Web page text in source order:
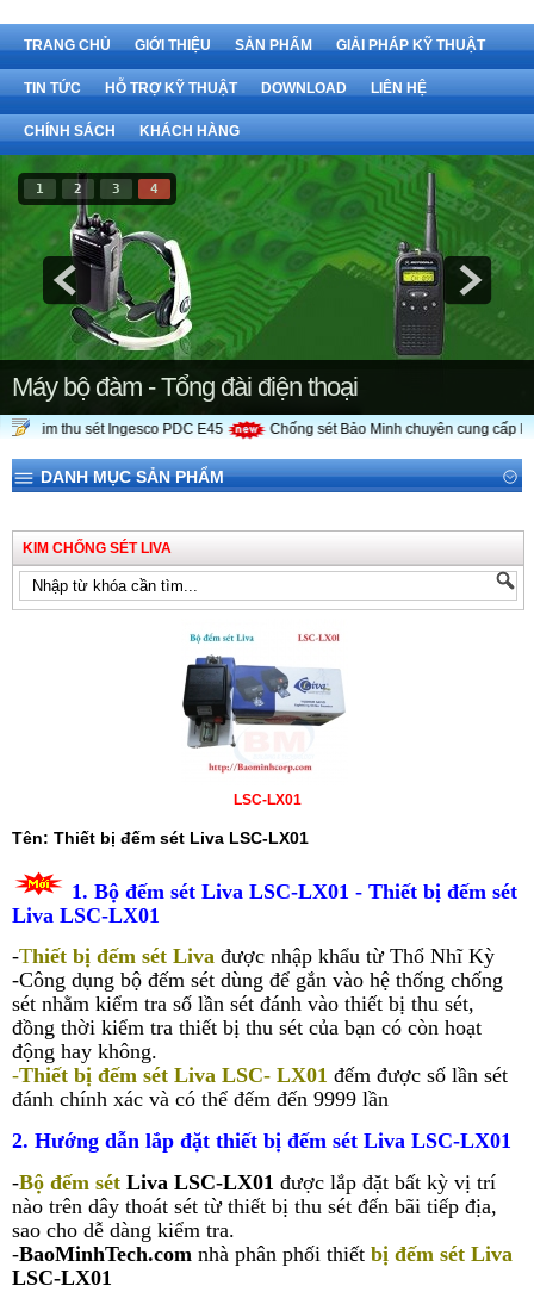
TRANG CHỦ GIỚI THIỆU SẢN PHẨM GIẢI PHÁP KỸ THUẬT
TIN TỨC HỖ TRỢ KỸ THUẬT DOWNLOAD LIÊN HỆ
CHÍNH SÁCH KHÁCH HÀNG
1 2 3 4
Máy bộ đàm - Tổng đài điện thoại
Kim thu sét Ingesco PDC E45 Chống sét Bảo Minh chuyên cung cấp
DANH MỤC SẢN PHẨM
KIM CHỐNG SÉT LIVA
LSC-LX01
Tên: Thiết bị đếm sét Liva LSC-LX01
1. Bộ đếm sét Liva LSC-LX01 - Thiết bị đếm sét
Liva LSC-LX01
-Thiết bị đếm sét Liva được nhập khẩu từ Thổ Nhĩ Kỳ
-Công dụng bộ đếm sét dùng để gắn vào hệ thống chống
sét nhằm kiểm tra số lần sét đánh vào thiết bị thu sét,
đồng thời kiểm tra thiết bị thu sét của bạn có còn hoạt
động hay không.
-Thiết bị đếm sét Liva LSC- LX01 đếm được số lần sét
đánh chính xác và có thể đếm đến 9999 lần
2. Hướng dẫn lắp đặt thiết bị đếm sét Liva LSC-LX01
-Bộ đếm sét Liva LSC-LX01 được lắp đặt bất kỳ vị trí
nào trên dây thoát sét từ thiết bị thu sét đến bãi tiếp địa,
sao cho dễ dàng kiểm tra.
-BaoMinhTech.com nhà phân phối thiết bị đếm sét Liva
LSC-LX01